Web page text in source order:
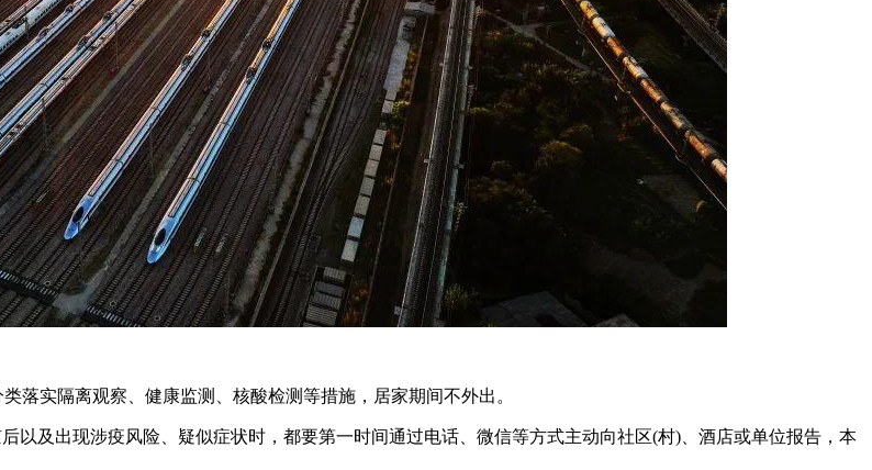
落实隔离观察、健康监测、核酸检测等措施，居家期间不外出。
以及出现涉疫风险、疑似症状时，都要第一时间通过电话、微信等方式主动向社区(村)、酒店或单位报告，本